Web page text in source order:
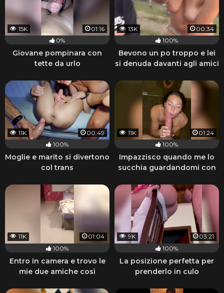
15K
01:16
0%
Giovane pompinara con
tette da urlo
13K
00:34
100%
Bevono un po troppo e lei
si denuda davanti agli amici
11K
00:49
100%
Moglie e marito si divertono
col trans
11K
01:24
100%
Impazzisco quando me lo
succhia guardandomi con
11K
01:04
100%
Entro in camera e trovo le
mie due amiche così
9K
03:21
100%
La posizione perfetta per
prenderlo in culo